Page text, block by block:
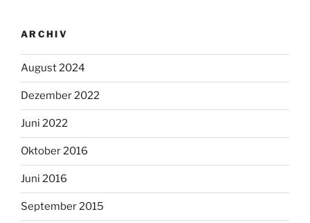
ARCHIV
August 2024
Dezember 2022
Juni 2022
Oktober 2016
Juni 2016
September 2015